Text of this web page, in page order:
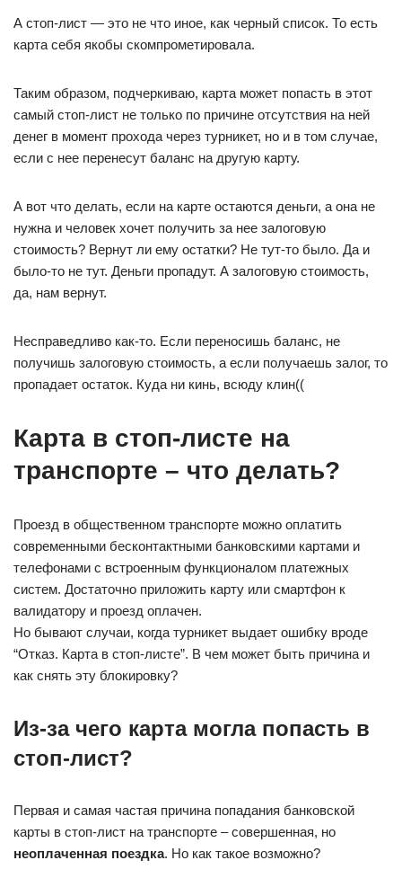
А стоп-лист — это не что иное, как черный список. То есть
карта себя якобы скомпрометировала.
Таким образом, подчеркиваю, карта может попасть в этот
самый стоп-лист не только по причине отсутствия на ней
денег в момент прохода через турникет, но и в том случае,
если с нее перенесут баланс на другую карту.
А вот что делать, если на карте остаются деньги, а она не
нужна и человек хочет получить за нее залоговую
стоимость? Вернут ли ему остатки? Не тут-то было. Да и
было-то не тут. Деньги пропадут. А залоговую стоимость,
да, нам вернут.
Несправедливо как-то. Если переносишь баланс, не
получишь залоговую стоимость, а если получаешь залог, то
пропадает остаток. Куда ни кинь, всюду клин((
Карта в стоп-листе на
транспорте – что делать?
Проезд в общественном транспорте можно оплатить
современными бесконтактными банковскими картами и
телефонами с встроенным функционалом платежных
систем. Достаточно приложить карту или смартфон к
валидатору и проезд оплачен.
Но бывают случаи, когда турникет выдает ошибку вроде
“Отказ. Карта в стоп-листе”. В чем может быть причина и
как снять эту блокировку?
Из-за чего карта могла попасть в
стоп-лист?
Первая и самая частая причина попадания банковской
карты в стоп-лист на транспорте – совершенная, но
неоплаченная поездка. Но как такое возможно?